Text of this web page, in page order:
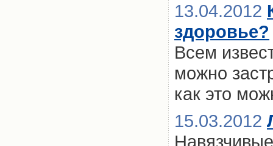
13.04.2012
здоровье?
Всем
можно
как это
15.03.2012